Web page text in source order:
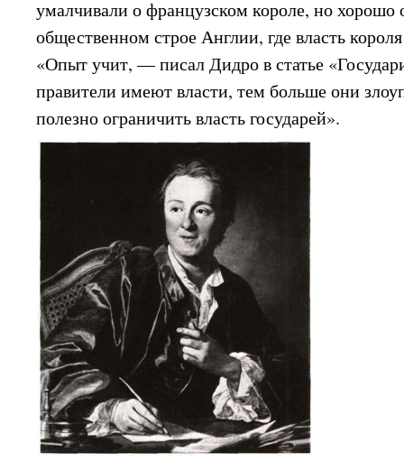
умалчивали о французском короле, но хорошо
общественном строе Англии, где власть
«Опыт учит, — писал Дидро в статье
правители имеют власти, тем больше они
полезно ограничить власть государей».